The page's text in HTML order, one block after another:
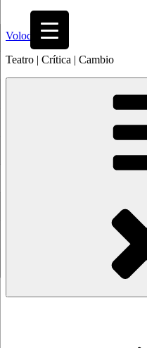
contenido
Volodia
Teatro | Crítica | Cambio